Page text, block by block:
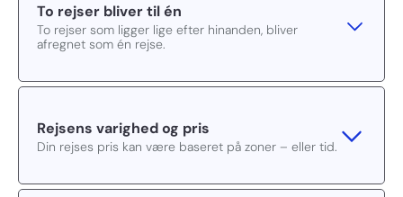
To rejser bliver til én
To rejser som ligger lige efter hinanden, bliver
afregnet som én rejse.
Rejsens varighed og pris
Din rejses pris kan være baseret på zoner – eller tid.